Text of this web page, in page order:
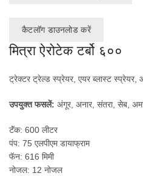
कैटलॉग डाउनलोड करें
मित्रा ऐरोटेक टर्बो ६००
ट्रेक्टर ट्रेल्ड स्प्रेयर, एयर ब्लास्ट स्प्रेयर,
उपयुक्त फसलें: अंगूर, अनार, संतरा, सेब,
टॅंक: 600 लीटर
पंप: 75 एलपीएम डायाफ्राम
फॅन: 616 मिमी
नोजल: 12 नोजल